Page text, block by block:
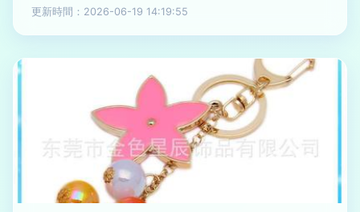
更新時間：2026-06-19 14:19:55